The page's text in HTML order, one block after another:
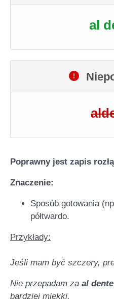
al
Poprawny jest zapis
Znaczenie:
Sposób gotowania
półtwardo.
Przykłady:
Jeśli mam być szczery,
Nie przepadam za al dente
bardziej miękki.